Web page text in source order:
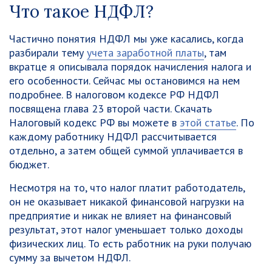
Что такое НДФЛ?
Частично понятия НДФЛ мы уже касались, когда
разбирали тему учета заработной платы, там
вкратце я описывала порядок начисления налога и
его особенности. Сейчас мы остановимся на нем
подробнее. В налоговом кодексе РФ НДФЛ
посвящена глава 23 второй части. Скачать
Налоговый кодекс РФ вы можете в этой статье. По
каждому работнику НДФЛ рассчитывается
отдельно, а затем общей суммой уплачивается в
бюджет.
Несмотря на то, что налог платит работодатель,
он не оказывает никакой финансовой нагрузки на
предприятие и никак не влияет на финансовый
результат, этот налог уменьшает только доходы
физических лиц. То есть работник на руки получаю
сумму за вычетом НДФЛ.